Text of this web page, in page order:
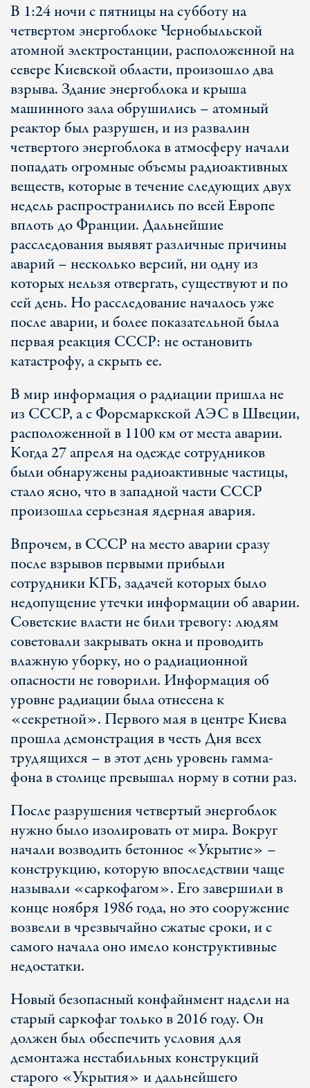
В 1:24 ночи с пятницы на субботу на
четвертом энергоблоке Чернобыльской
атомной электростанции, расположенной на
севере Киевской области, произошло два
взрыва. Здание энергоблока и крыша
машинного зала обрушились – атомный
реактор был разрушен, и из развалин
четвертого энергоблока в атмосферу начали
попадать огромные объемы радиоактивных
веществ, которые в течение следующих двух
недель распространились по всей Европе
вплоть до Франции. Дальнейшие
расследования выявят различные причины
аварий – несколько версий, ни одну из
которых нельзя отвергать, существуют и по
сей день. Но расследование началось уже
после аварии, и более показательной была
первая реакция СССР: не остановить
катастрофу, а скрыть ее.
В мир информация о радиации пришла не
из СССР, а с Форсмаркской АЭС в Швеции,
расположенной в 1100 км от места аварии.
Когда 27 апреля на одежде сотрудников
были обнаружены радиоактивные частицы,
стало ясно, что в западной части СССР
произошла серьезная ядерная авария.
Впрочем, в СССР на место аварии сразу
после взрывов первыми прибыли
сотрудники КГБ, задачей которых было
недопущение утечки информации об аварии.
Советские власти не били тревогу: людям
советовали закрывать окна и проводить
влажную уборку, но о радиационной
опасности не говорили. Информация об
уровне радиации была отнесена к
«секретной». Первого мая в центре Киева
прошла демонстрация в честь Дня всех
трудящихся – в этот день уровень гамма-
фона в столице превышал норму в сотни раз.
После разрушения четвертый энергоблок
нужно было изолировать от мира. Вокруг
начали возводить бетонное «Укрытие» –
конструкцию, которую впоследствии чаще
называли «саркофагом». Его завершили в
конце ноября 1986 года, но это сооружение
возвели в чрезвычайно сжатые сроки, и с
самого начала оно имело конструктивные
недостатки.
Новый безопасный конфайнмент надели на
старый саркофаг только в 2016 году. Он
должен был обеспечить условия для
демонтажа нестабильных конструкций
старого «Укрытия» и дальнейшего